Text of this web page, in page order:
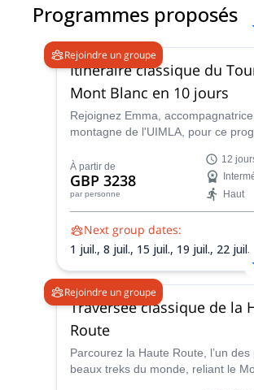
Programmes proposés
Rejoindre un groupe
Itinéraire classique du
Mont Blanc en 10 jours
Rejoignez Emma,
montagne de l'UIMLA, pour ce
Blanc. C'est une expérience
randonneur passionné ne devrait
!
À partir de
GBP 3238
par personne
12
Haut
Next group dates:
1 juil., 8 juil., 15 juil., 19 juil., 22 juil.,
23 juin
juin 2027,4 juil. 2027,14 juil.
2027,4 août 2027, 22 août 2027,
2027,5 sept. 2027,8 sept. 2027
Rejoindre un groupe
Traversée classique de la
Route
Parcourez la Haute Route, l’un des
beaux treks du monde, reliant le